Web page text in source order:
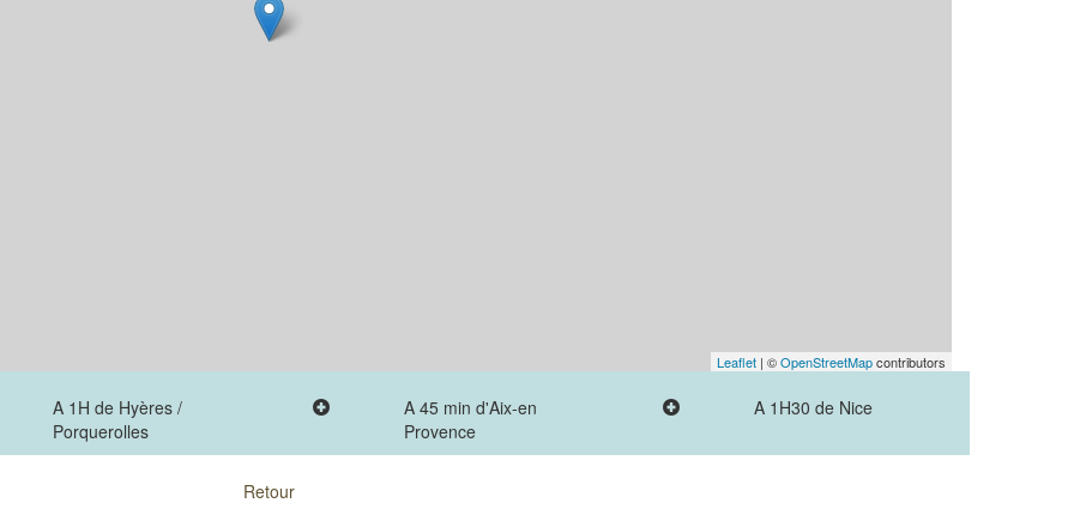
Leaflet | ©OpenStreetMapcontributors
A 1H de Hyères /
Porquerolles
A 45 min d'Aix-en
Provence
A 1H30 de Nice
Retour